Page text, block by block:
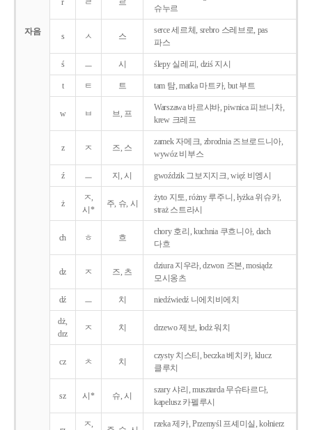
자음
r ㄹ 르
슈누르
s ㅅ 스
serce 세르체, srebro 스레브로, pas
파스
ś ㅡ 시 ślepy 실레피, dziś 지시
t ㅌ 트 tam 탐, matka 마트카, but 부트
w ㅂ 브, 프
Warszawa 바르샤바, piwnica 피브니차,
krew 크레프
z ㅈ 즈, 스
zamek 자메크, zbrodnia 즈브로드니아,
wywóz 비부스
ź ㅡ 지, 시 gwoździk 그보지지크, więź 비엥시
ż
ㅈ,
시*
주, 슈, 시
żyto 지토, różny 루주니, łyżka 위슈카,
straż 스트라시
ch ㅎ 흐
chory 호리, kuchnia 쿠흐니아, dach
다흐
dz ㅈ 즈, 츠
dziura 지우라, dzwon 즈본, mosiądz
모시옹츠
dź ㅡ 치 niedźwiedź 니에치비에치
dż,
drz
ㅈ 치 drzewo 제보, łodż 워치
cz ㅊ 치
czysty 치스티, beczka 베치카, klucz
클루치
sz 시* 슈, 시
szary 샤리, musztarda 무슈타르다,
kapelusz 카펠루시
ㅈ,
rzeka 제카, Przemyśl 프셰미실, kołnierz